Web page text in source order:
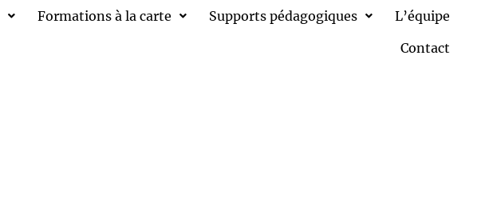
Formations à la carte Supports pédagogiques
L’équipe
Contact